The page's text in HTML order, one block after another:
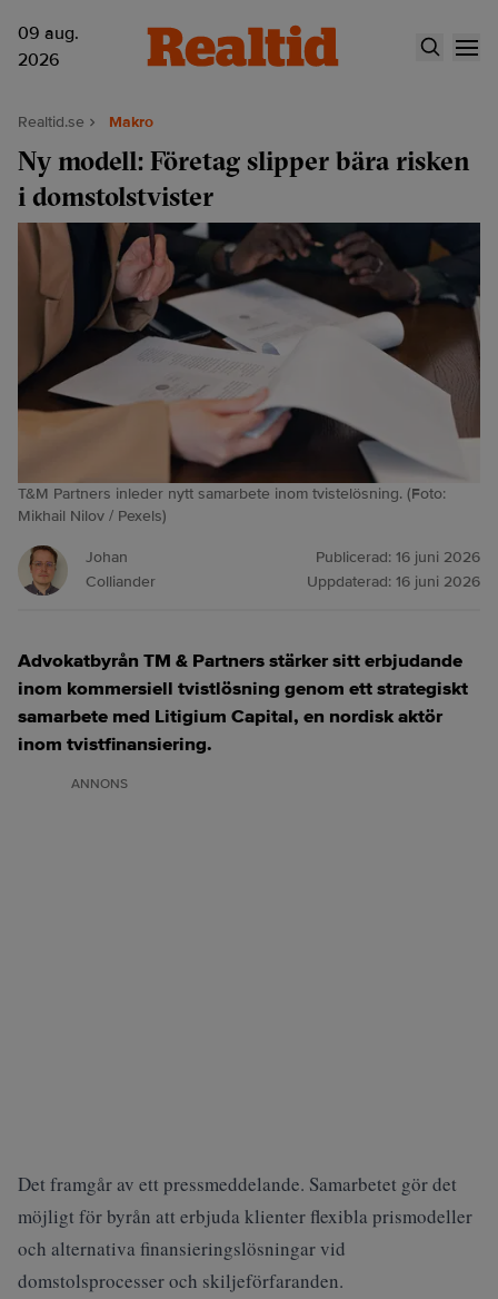
09 aug.
2026
Realtid.se Makro
Ny modell: Företag slipper bära risken
i domstolstvister
T&M Partners inleder nytt samarbete inom tvistelösning. (Foto:
Mikhail Nilov / Pexels)
Johan
Colliander
Publicerad: 16 juni 2026
Uppdaterad: 16 juni 2026
Advokatbyrån TM & Partners stärker sitt erbjudande
inom kommersiell tvistlösning genom ett strategiskt
samarbete med Litigium Capital, en nordisk aktör
inom tvistfinansiering.
ANNONS
Det framgår av ett pressmeddelande. Samarbetet gör det
möjligt för byrån att erbjuda klienter flexibla prismodeller
och alternativa finansieringslösningar vid
domstolsprocesser och skiljeförfaranden.